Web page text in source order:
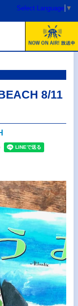
Select Language ▼
8/11